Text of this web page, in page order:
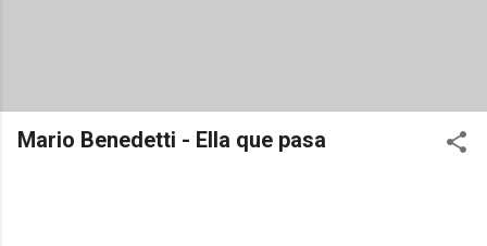
Mario Benedetti - Ella que pasa